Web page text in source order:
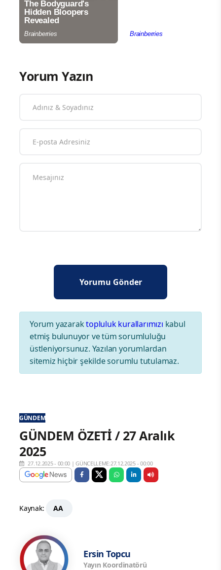
Yorum Yazın
Yorum yazaraktopluluk kurallarımızı kabul
etmiş bulunuyor ve tüm sorumluluğu
üstleniyorsunuz. Yazılan yorumlardan
sitemiz hiçbir şekilde sorumlu tutulamaz.
GÜNDEM
GÜNDEM ÖZETİ / 27 Aralık
2025
27.12.2025 - 00:00 |GÜNCELLEME:27.12.2025 - 00:00
Kaynak: AA
Ersin Topcu
Yayın Koordinatörü